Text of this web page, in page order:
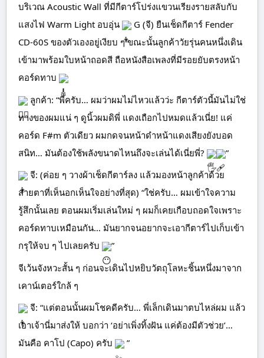
บริเวณ Acoustic Wall ที่มีกีตาร์โปร่งแขวนเรียงรายสลับกับ
แสงไฟ Warm Light อบอุ่น
G (จี) ยืนเช็ดกีตาร์ Fender
CD-60S ของตัวเองอยู่เงียบ ๆ ขณะนั้นลูกค้าวัยรุ่นคนหนึ่งเดิน
เข้ามาพร้อมใบหน้าถอดสี ถือหนังสือเพลงที่มีรอยยับตรงหน้า
คอร์ดทาบ
ลูกค้า: “พี่ครับ… ผมว่าผมไม่ไหวแล้วว่ะ กีตาร์ตัวนี้มันไม่ใช่
ทางของผมแน่ ๆ ดูนิ้วผมดิพี่ แดงเถือกไปหมดแล้วเนี่ย! แค่
คอร์ด F#m ตัวเดียว ผมกดจนหน้าดำหน้าแดงเสียงยังบอด
สนิท… มันต้องใช้พลังขนาดไหนถึงจะเล่นได้เนี่ยพี่?
”
จี: (ค่อย ๆ วางผ้าเช็ดกีตาร์ลง แล้วมองหน้าลูกค้าด้วย
สายตาที่เห็นอกเห็นใจอย่างที่สุด) “ใช่ครับ… ผมเข้าใจความ
รู้สึกนั้นเลย ตอนผมเริ่มเล่นใหม่ ๆ ผมก็เคยเกือบถอดใจเพราะ
คอร์ดทาบเหมือนกัน… มันยากจนอยากจะเอากีตาร์ไปเก็บเข้า
กรุให้จบ ๆ ไปเลยครับ
”
จีเว้นจังหวะสั้น ๆ ก่อนจะเดินไปหยิบวัตถุโลหะชิ้นหนึ่งมาจาก
เคาน์เตอร์ใกล้ ๆ
จี: “แต่ตอนนั้นผมโชคดีครับ… พี่เล็กเดินมาตบไหล่ผม แล้ว
เอาเจ้านี่มาส่งให้ บอกว่า ‘อย่าเพิ่งทิ้งฝัน แค่ต้องมีตัวช่วย’…
มันคือ คาโป (Capo) ครับ
”